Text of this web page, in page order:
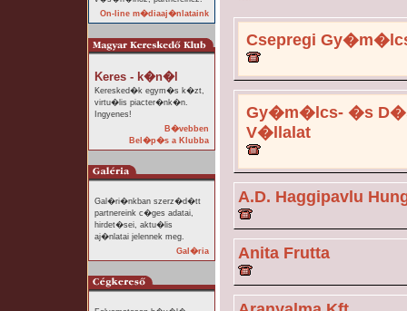
On-line m�diaaj�nlataink
Keres - k�n�l
Keresked�k egym�s k�zt,
virtu�lis piacter�nk�n.
Ingyenes!
B�vebben
Bel�p�s a Klubba
Gal�ri�nkban szerz�d�tt
partnereink c�ges adatai,
hirdet�sei, aktu�lis
aj�nlatai jelennek meg.
Gal�ria
Csepregi
Gy�m�lcs- �s
V�llalat
A.D. Haggipavlu
Anita Frutta